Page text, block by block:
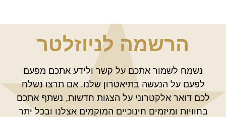
הרשמה לניוזלטר
נשמח לשמור אתכם על קשר ולידע אתכם מפעם
לפעם על הנעשה בתיאטרון שלנו. אם תרצו נשלח
לכם דואר אלקטרוני על הצגות חדשות, נשתף אתכם
בחוויות ומיזמים חינוכיים המוקמים אצלנו ובכל יתר